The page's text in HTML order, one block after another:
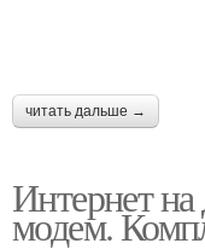
читать дальше →
Интернет на
модем.